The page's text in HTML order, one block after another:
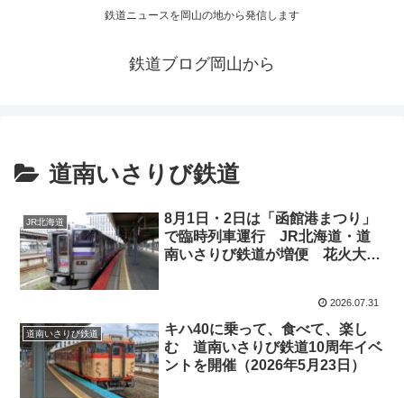
鉄道ニュースを岡山の地から発信します
鉄道ブログ岡山から
道南いさりび鉄道
JR北海道
8月1日・2日は「函館港まつり」
で臨時列車運行 JR北海道・道
南いさりび鉄道が増便 花火大
2026.07.31
道南いさりび鉄道
キハ40に乗って、食べて、楽し
む 道南いさりび鉄道10周年イベ
ントを開催（2026年5月23日）